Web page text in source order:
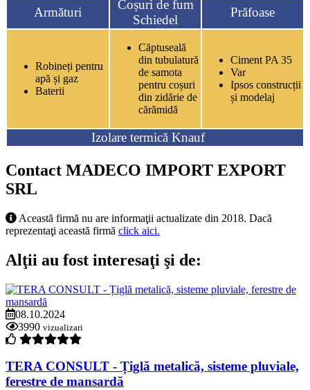
Armături
Coșuri de fum
Schiedel
Prăfoase
Robineți pentru
apă și gaz
Baterii
Căptuseală
din tubulatură
de samota
pentru coșuri
din zidărie de
cărămidă
Ciment PA 35
Var
Ipsos construcții
și modelaj
Izolare termică Knauf
Contact MADECO IMPORT EXPORT
SRL
Această firmă nu are informaţii actualizate din 2018. Dacă
reprezentaţi această firmă click aici.
Alţii au fost interesaţi şi de:
08.10.2024
3990 vizualizari
TERA CONSULT - Țiglă metalică, sisteme pluviale,
ferestre de mansardă